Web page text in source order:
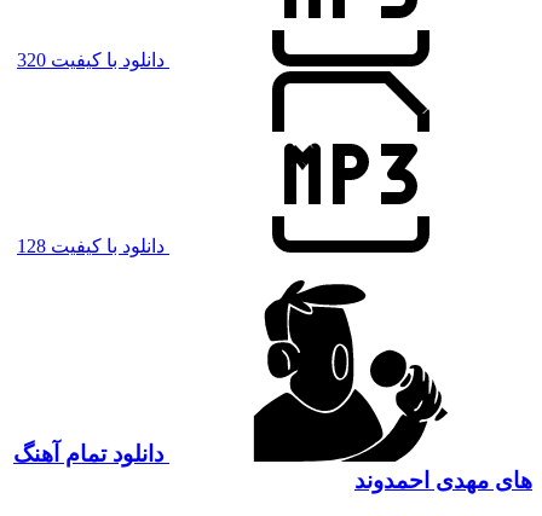
دانلود با کیفیت 320
دانلود با کیفیت 128
دانلود تمام آهنگ
های مهدی احمدوند